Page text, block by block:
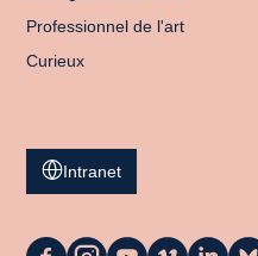
Professionnel de l'art
Curieux
Intranet